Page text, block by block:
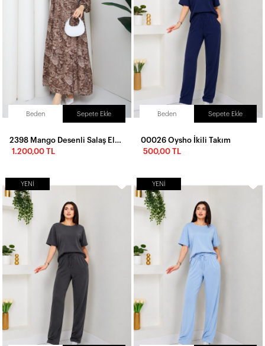
Beden Sepete Ekle
1.200,00 TL
Beden Sepete Ekle
00026 Oysho İkili Takım
500,00 TL
YENI YENI